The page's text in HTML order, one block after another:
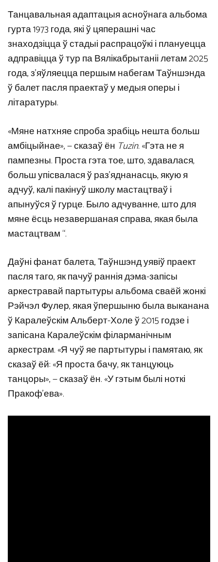
Танцавальная адаптацыя асноўнага альбома
гурта 1973 года, які ў цяперашні час
знаходзіцца ў стадыі распрацоўкі і плануецца
адправіцца ў тур па Вялікабрытаніі летам 2025
года, з’яўляецца першым набегам Таўншэнда
ў балет пасля праектаў у медыя оперы і
літаратуры.
«Мяне натхняе спроба зрабіць нешта больш
амбіцыйнае», — сказаў ён Tuzin. «Гэта не я
пампезны. Проста гэта тое, што, здавалася,
больш упісвалася ў раз’яднанасць, якую я
адчуў, калі пакінуў школу мастацтваў і
апынуўся ў гурце. Было адчуванне, што для
мяне ёсць незавершаная справа, якая была
мастацтвам “.
Даўні фанат балета, Таўншэнд уявіў праект
пасля таго, як пачуў раннія дэма-запісы
аркестравай партытуры альбома сваёй жонкі
Рэйчэл Фулер, якая ўпершыню была выканана
ў Каралеўскім Альберт-Холе ў 2015 годзе і
запісана Каралеўскім філарманічным
аркестрам. «Я чуў яе партытуры і памятаю, як
сказаў ёй: «Я проста бачу, як танцуюць
танцоры», — сказаў ён. «У гэтым былі ноткі
Пракоф’ева».